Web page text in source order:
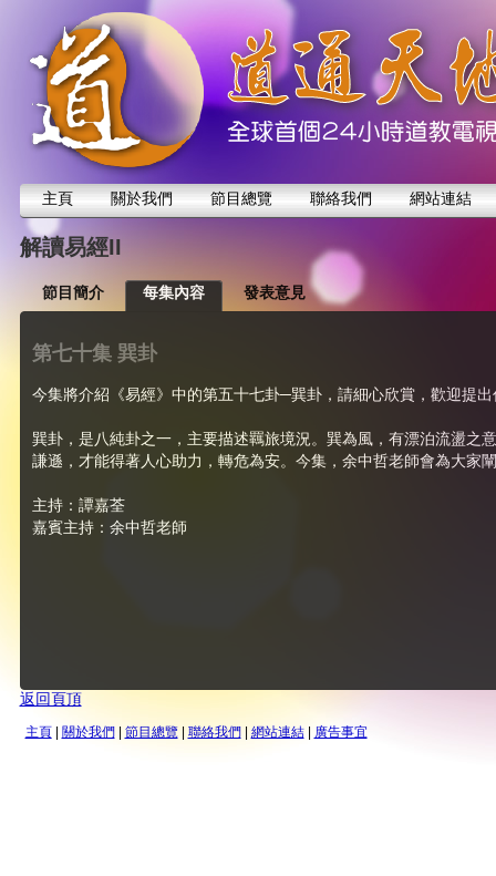
主頁 關於我們 節目總覽 聯絡我們 網站連結
解讀易經II
節目簡介 每集內容 發表意見
第七十集 巽卦
今集將介紹《易經》中的第五十七卦─巽卦，請細心欣賞，歡迎提
巽卦，是八純卦之一，主要描述羈旅境況。巽為風，有漂泊流盪之
謙遜，才能得著人心助力，轉危為安。今集，余中哲老師會為大家
主持：譚嘉荃
嘉賓主持：余中哲老師
返回頁頂
主頁| 關於我們| 節目總覽| 聯絡我們| 網站連結| 廣告事宜